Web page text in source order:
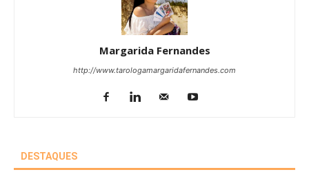
Margarida Fernandes
http://www.tarologamargaridafernandes.com
DESTAQUES